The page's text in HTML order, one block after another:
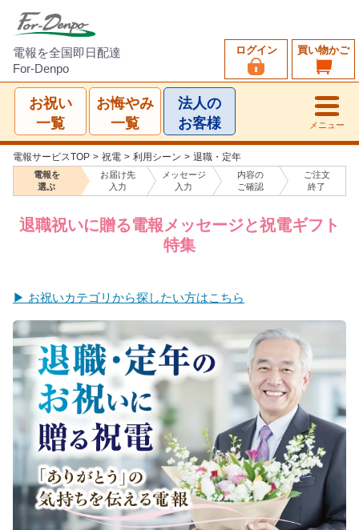
電報を全国即日配達
For-Denpo
買い物かご
ログイン
お祝い
一覧
お悔やみ
一覧
法人の
お客様
メニュー
電報サービスTOP > 祝電 > 利用シーン > 退職・定年
電報を
選ぶ
お届け先
入力
メッセージ
入力
内容の
ご確認
ご注文
終了
退職祝いに贈る電報メッセージと祝電ギフト
特集
▶ お祝いカテゴリから探したい方はこちら